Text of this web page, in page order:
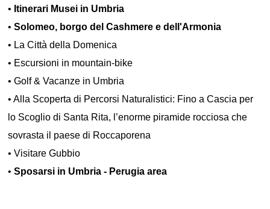
• Itinerari Musei in Umbria
•Solomeo, borgo del Cashmere e dell'Armonia
• La Città della Domenica
• Escursioni in mountain-bike
•Golf & Vacanze in Umbria
•Alla Scoperta di Percorsi Naturalistici: Fino a Cascia per
lo Scoglio di Santa Rita, l’enorme piramide rocciosa che
sovrasta il paese di Roccaporena
•Visitare Gubbio
•Sposarsi in Umbria - Perugia area